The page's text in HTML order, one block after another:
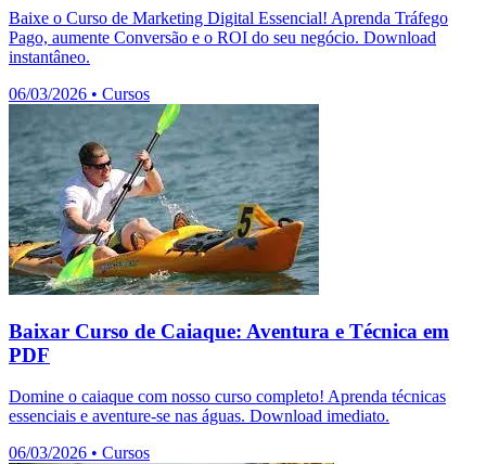
Baixe o Curso de Marketing Digital Essencial! Aprenda Tráfego
Pago, aumente Conversão e o ROI do seu negócio. Download
instantâneo.
06/03/2026 • Cursos
Baixar Curso de Caiaque: Aventura e Técnica em
PDF
Domine o caiaque com nosso curso completo! Aprenda técnicas
essenciais e aventure-se nas águas. Download imediato.
06/03/2026 • Cursos